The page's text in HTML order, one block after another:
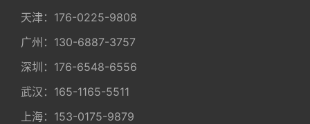
天津： 176-0225-9808
广州： 130-6887-3757
深圳： 176-6548-6556
武汉： 165-1165-5511
上海： 153-0175-9879